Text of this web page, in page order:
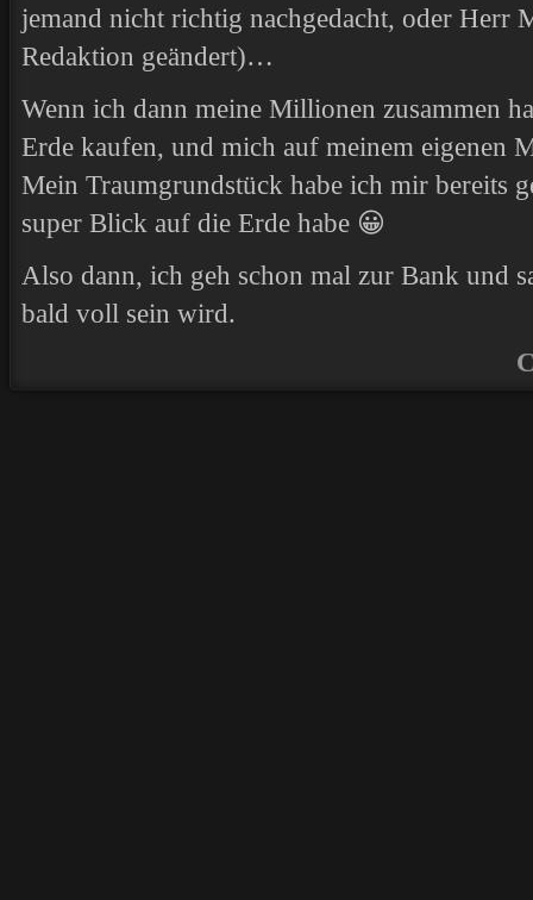
jemand nicht richtig nachgedacht, oder Herr
Redaktion geändert)…
Wenn ich dann meine Millionen zusammen
Erde kaufen, und mich auf meinem eigenen
Mein Traumgrundstück habe ich mir bereits
super Blick auf die Erde habe 😀
Also dann, ich geh schon mal zur Bank und
bald voll sein wird.